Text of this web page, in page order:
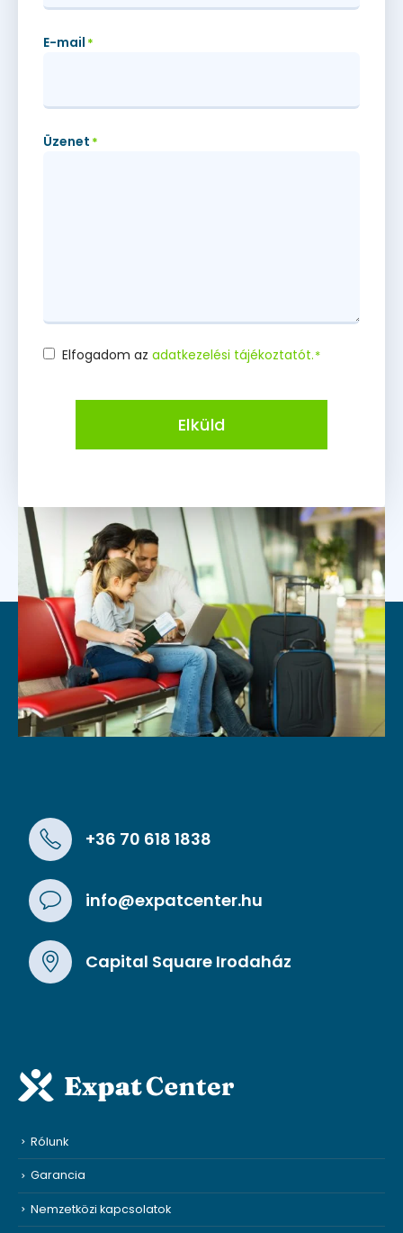
E-mail *
Üzenet *
Consent*
Elfogadom az adatkezelési tájékoztatót.*
Elküld
+36 70 618 1838
info@expatcenter.hu
Capital Square Irodaház
Rólunk
Garancia
Nemzetközi kapcsolatok